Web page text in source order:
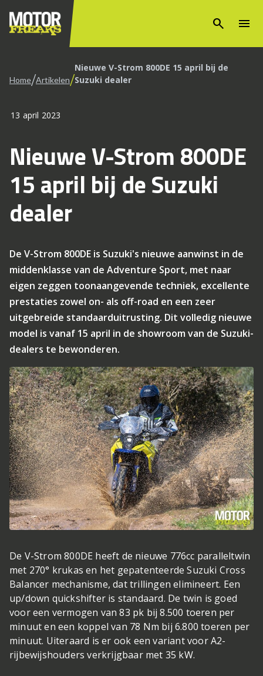
search menu
Home/Artikelen/Nieuwe V-Strom 800DE 15 april bij de
Suzuki dealer
13 april 2023
Nieuwe V-Strom 800DE
15 april bij de Suzuki
dealer
De V-Strom 800DE is Suzuki's nieuwe aanwinst in de
middenklasse van de Adventure Sport, met naar
eigen zeggen toonaangevende techniek, excellente
prestaties zowel on- als off-road en een zeer
uitgebreide standaarduitrusting. Dit volledig nieuwe
model is vanaf 15 april in de showroom van de Suzuki-
dealers te bewonderen.
De V-Strom 800DE heeft de nieuwe 776cc paralleltwin
met 270° krukas en het gepatenteerde Suzuki Cross
Balancer mechanisme, dat trillingen elimineert. Een
up/down quickshifter is standaard. De twin is goed
voor een vermogen van 83 pk bij 8.500 toeren per
minuut en een koppel van 78 Nm bij 6.800 toeren per
minuut. Uiteraard is er ook een variant voor A2-
rijbewijshouders verkrijgbaar met 35 kW.